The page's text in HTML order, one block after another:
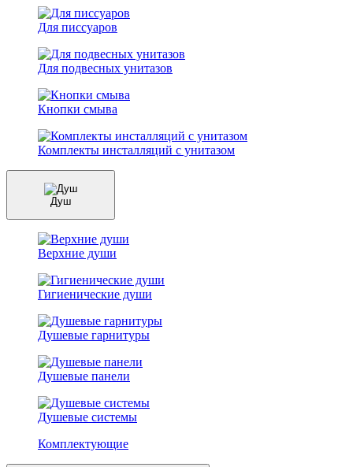
Для писсуаров
Для подвесных унитазов
Кнопки смыва
Комплекты инсталляций с унитазом
Душ
Верхние души
Гигиенические души
Душевые гарнитуры
Душевые панели
Душевые системы
Комплектующие